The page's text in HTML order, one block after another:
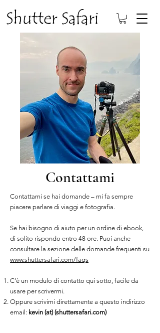
Contattami
Contattami se hai domande – mi fa sempre
piacere parlare di viaggi e fotografia.
Se hai bisogno di aiuto per un ordine di ebook,
di solito rispondo entro 48 ore. Puoi anche
consultare la sezione delle domande frequenti su
www.shuttersafari.com/faqs
C’è un modulo di contatto qui sotto, facile da
usare per scrivermi.
Oppure scrivimi direttamente a questo indirizzo
email: kevin (at) (shuttersafari.com)